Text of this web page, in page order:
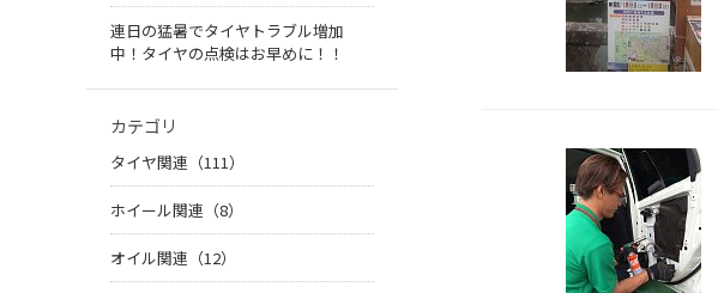
連日の猛暑でタイヤトラブル増加
中！タイヤの点検はお早めに！！
カテゴリ
タイヤ関連（111）
ホイール関連（8）
オイル関連（12）